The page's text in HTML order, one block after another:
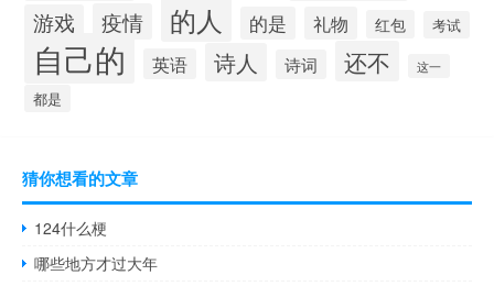
游戏 疫情 的人 的是 礼物 红包 考试
自己的 英语 诗人 诗词 还不 这一
都是
猜你想看的文章
124什么梗
哪些地方才过大年